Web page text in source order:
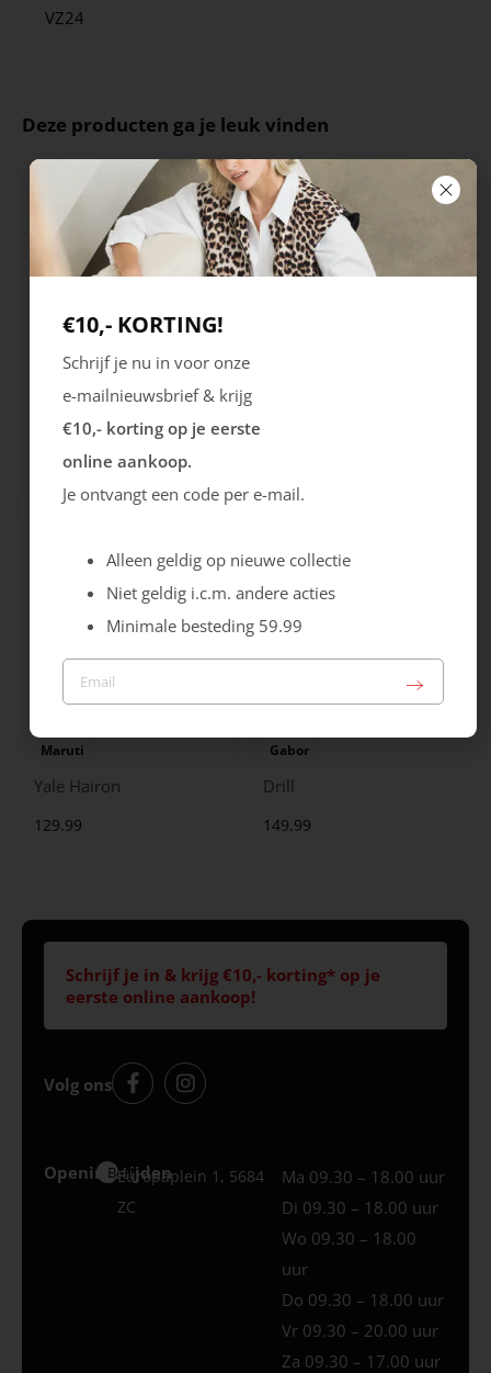
VZ24
Deze producten ga je leuk vinden
Rieker
Cristallino
Maruti
Yale Hairon
129.99
Gabor
Drill
149.99
Schrijf je in & krijg €10,- korting* op je
eerste online aankoop!
Volg ons
Openingstijden
Best
Europaplein 1, 5684
ZC
Ma 09.30 – 18.00 uur
Di 09.30 – 18.00 uur
Wo 09.30 – 18.00
uur
Do 09.30 – 18.00 uur
Vr 09.30 – 20.00 uur
Za 09.30 – 17.00 uur
€10,- KORTING!
Schrijf je nu in voor onze
e-mailnieuwsbrief & krijg
€10,- korting op je eerste
online aankoop.
Je ontvangt een code per e-mail.
Alleen geldig op nieuwe collectie
Niet geldig i.c.m. andere acties
Minimale besteding 59.99